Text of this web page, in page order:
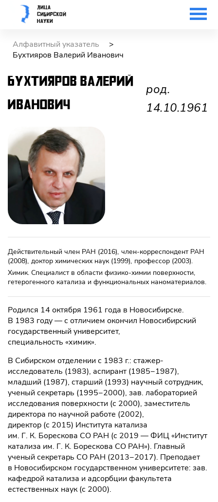
Лица
Сибирской
науки
Алфавитный указатель
>
Бухтияров Валерий Иванович
Бухтияров Валерий
Иванович
род.
14.10.1961
Действительный член РАН (2016), член-корреспондент РАН
(2008), доктор химических наук(1999), профессор (2003).
Химик. Специалист в области физико-химии поверхности,
гетерогенного катализа и функциональных наноматериалов.
Родился 14 октября 1961 года в Новосибирске.
В 1983 году — с отличием окончил Новосибирский
государственный университет,
специальность «химик».
В Сибирском отделении с 1983 г.: стажер-
исследователь (1983), аспирант (1985−1987),
младший (1987), старший (1993) научный сотрудник,
ученый секретарь (1995−2000), зав. лабораторией
исследования поверхности (с 2000), заместитель
директора по научной работе (2002),
директор (с 2015) Института катализа
им. Г. К. Борескова СО РАН (с 2019 — ФИЦ «Институт
катализа им. Г. К. Борескова СО РАН»). Главный
ученый секретарь СО РАН (2013−2017). Преподает
в Новосибирском государственном университете: зав.
кафед­рой катализа и адсорбции факультета
естественных наук (с 2000).